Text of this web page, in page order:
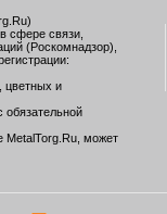
сфере связи,
(Роскомнадзор),
цветных и
обязательной
MetalTorg.Ru, может